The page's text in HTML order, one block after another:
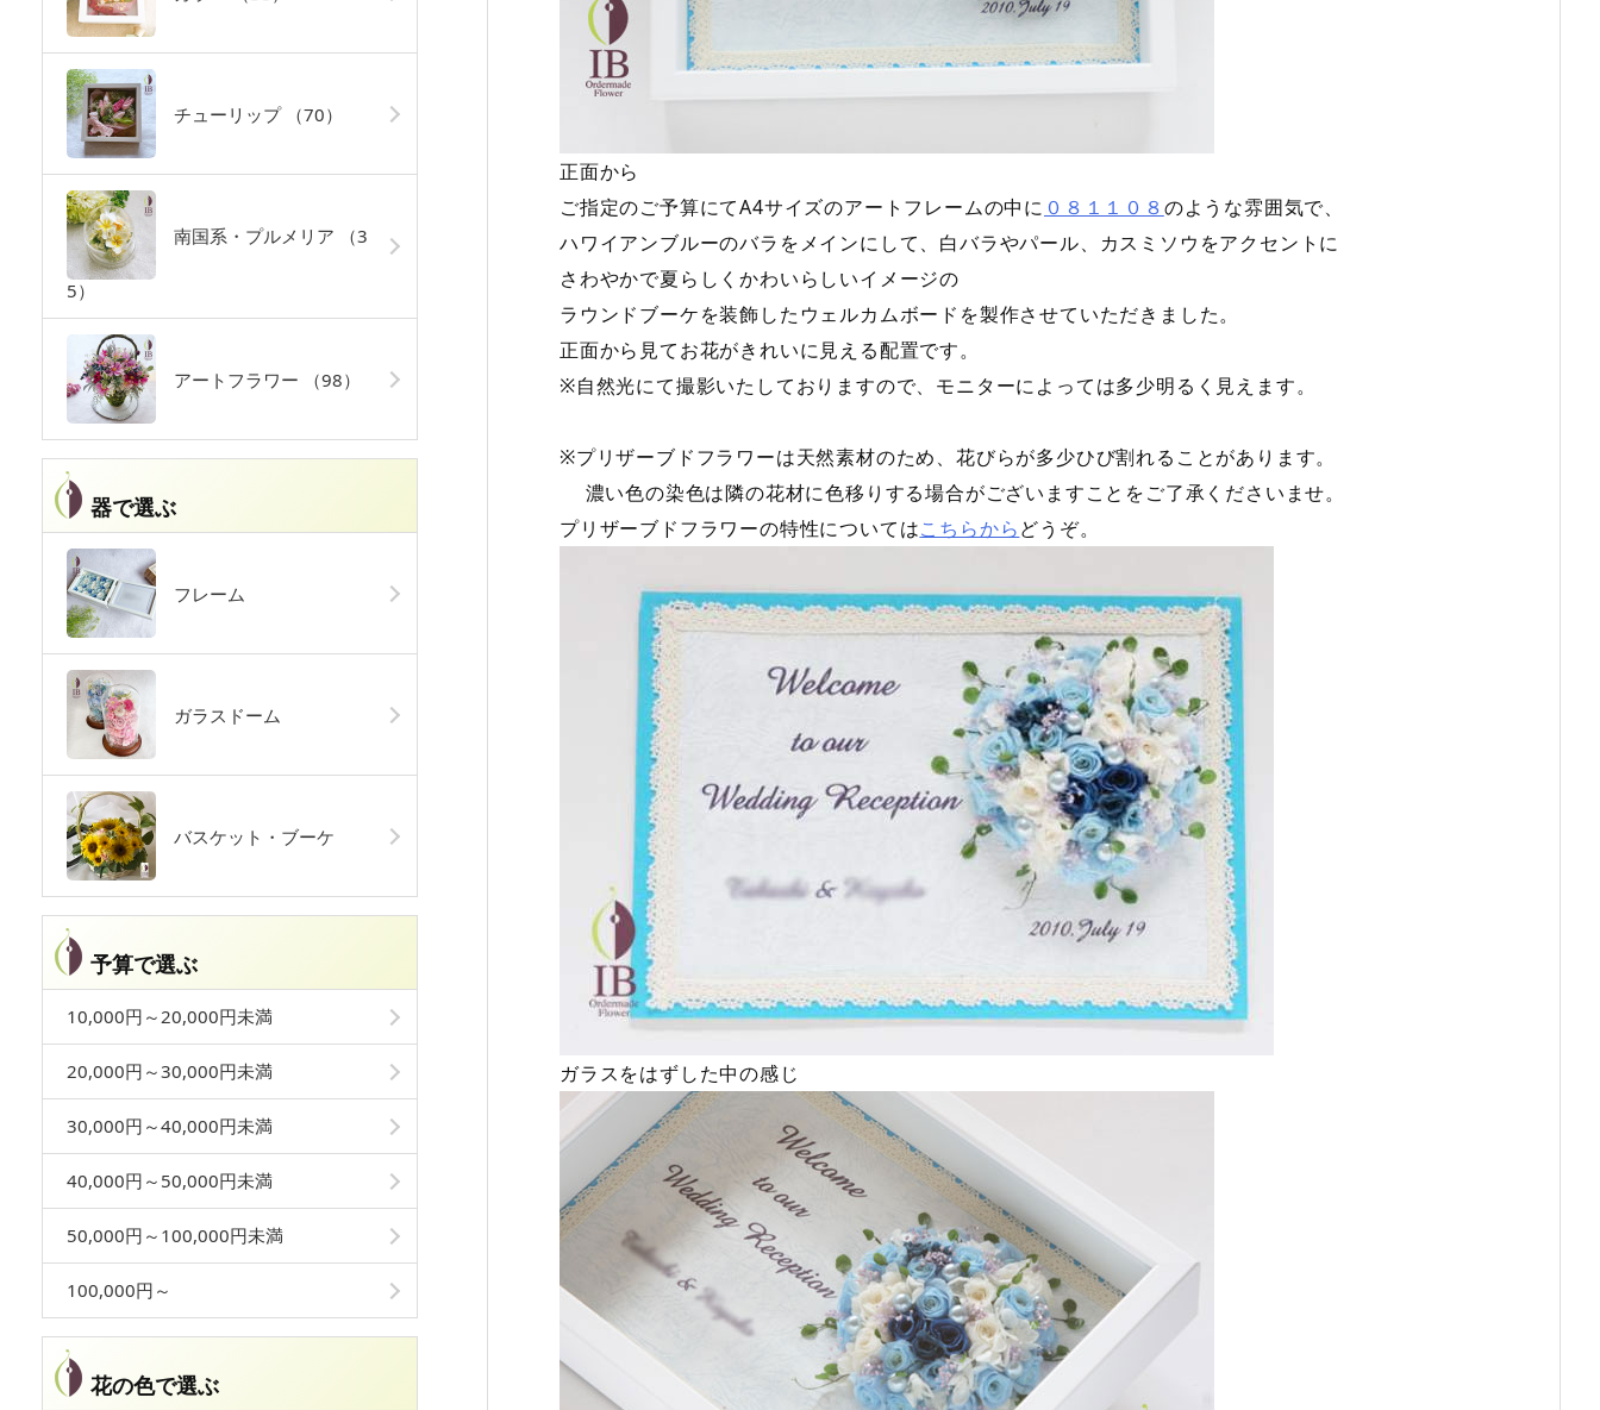
正面から
ご指定のご予算にてA4サイズのアートフレームの中に ０８１１０８のような雰囲気で、
ハワイアンブルーのバラをメインにして、白バラやパール、カスミソウをアクセントに
さわやかで夏らしくかわいらしいイメージの
ラウンドブーケを装飾したウェルカムボードを製作させていただきました。
正面から見てお花がきれいに見える配置です。
※自然光にて撮影いたしておりますので、モニターによっては多少明るく見えます。
※プリザーブドフラワーは天然素材のため、花びらが多少ひび割れることがあります。
濃い色の染色は隣の花材に色移りする場合がございますことをご了承くださいませ。
プリザーブドフラワーの特性についてはこちらからどうぞ。
ガラスをはずした中の感じ
チューリップ （70）
南国系・プルメリア （3
5）
アートフラワー （98）
器で選ぶ
フレーム
ガラスドーム
バスケット・ブーケ
予算で選ぶ
10,000円～20,000円未満
20,000円～30,000円未満
30,000円～40,000円未満
40,000円～50,000円未満
50,000円～100,000円未満
100,000円～
花の色で選ぶ